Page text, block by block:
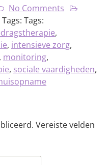
No Comments
Tags: Tags:
,
, intensieve zorg,
monitoring,
, sociale vaardigheden,
Vereiste velden